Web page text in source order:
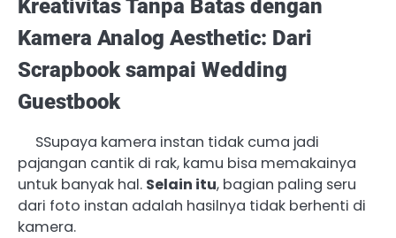
Kreativitas Tanpa Batas dengan
Kamera Analog Aesthetic: Dari
Scrapbook sampai Wedding
Guestbook
SSupaya kamera instan tidak cuma jadi
pajangan cantik di rak, kamu bisa memakainya
untuk banyak hal. Selain itu, bagian paling seru
dari foto instan adalah hasilnya tidak berhenti di
kamera.